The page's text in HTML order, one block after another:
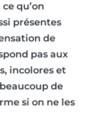
qu’on
présentes
de
pas aux
incolores et
de
si on ne les